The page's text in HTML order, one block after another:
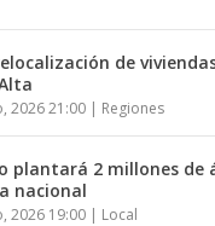
de
2026 21:00 | Regiones
plantará 2 millones de
nacional
2026 19:00 | Local